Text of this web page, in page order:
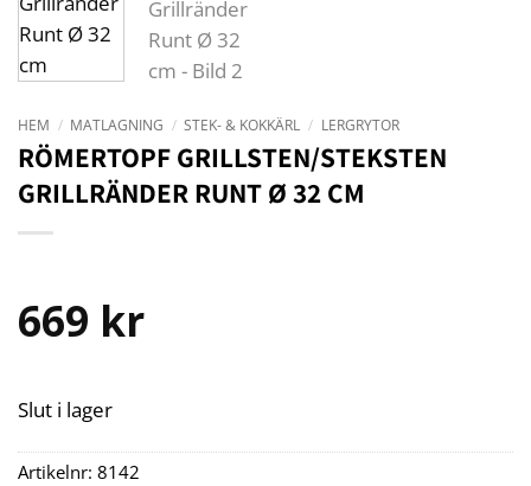
HEM / MATLAGNING / STEK- & KOKKÄRL / LERGRYTOR
RÖMERTOPF GRILLSTEN/STEKSTEN
GRILLRÄNDER RUNT Ø 32 CM
669 kr
Slut i lager
Artikelnr: 8142